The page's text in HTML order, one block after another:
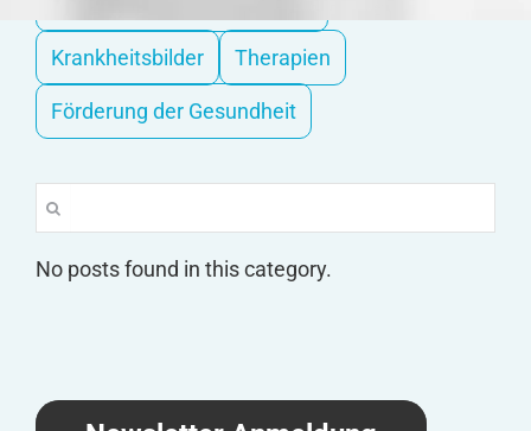
Krankheitsbilder Therapien
Förderung der Gesundheit
nach:
No posts found in this category.